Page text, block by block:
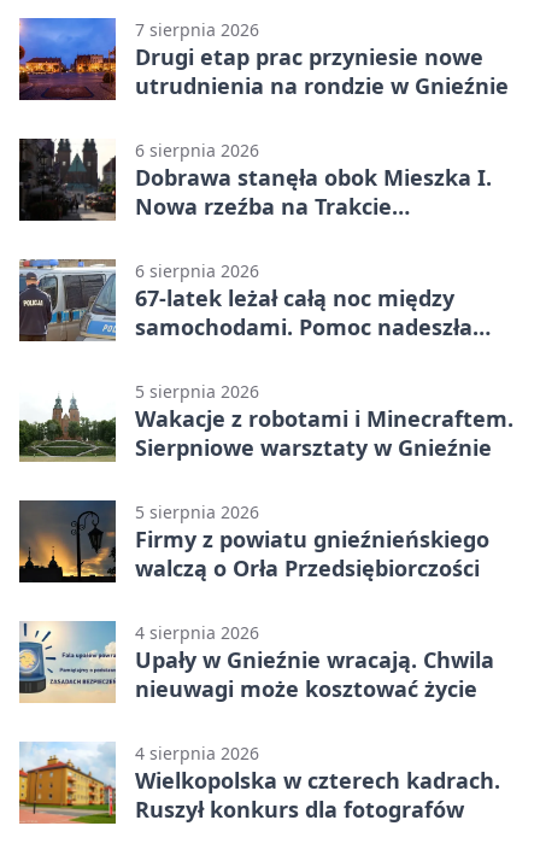
7 sierpnia 2026
Drugi etap prac przyniesie nowe
utrudnienia na rondzie w Gnieźnie
6 sierpnia 2026
Dobrawa stanęła obok Mieszka I.
Nowa rzeźba na Trakcie
6 sierpnia 2026
67-latek leżał całą noc między
samochodami. Pomoc nadeszła
5 sierpnia 2026
Wakacje z robotami i Minecraftem.
Sierpniowe warsztaty w Gnieźnie
5 sierpnia 2026
Firmy z powiatu gnieźnieńskiego
walczą o Orła Przedsiębiorczości
4 sierpnia 2026
Upały w Gnieźnie wracają. Chwila
nieuwagi może kosztować życie
4 sierpnia 2026
Wielkopolska w czterech kadrach.
Ruszył konkurs dla fotografów